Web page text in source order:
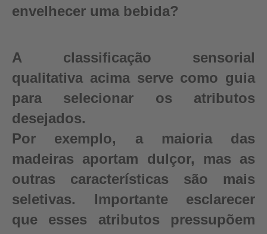
envelhecer uma bebida?
A classificação sensorial
qualitativa acima serve como guia
para selecionar os atributos
desejados.
Por exemplo, a maioria das
madeiras aportam dulçor, mas as
outras características são mais
seletivas. Importante esclarecer
que esses atributos pressupõem